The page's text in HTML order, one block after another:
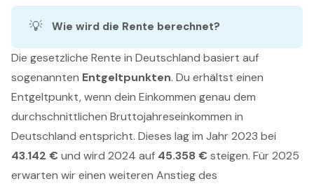
💡 Wie wird die Rente berechnet?
Die gesetzliche Rente in Deutschland basiert auf
sogenannten Entgeltpunkten. Du erhältst einen
Entgeltpunkt, wenn dein Einkommen genau dem
durchschnittlichen Bruttojahreseinkommen in
Deutschland entspricht. Dieses lag im Jahr 2023 bei
43.142 € und wird 2024 auf 45.358 € steigen. Für 2025
erwarten wir einen weiteren Anstieg des